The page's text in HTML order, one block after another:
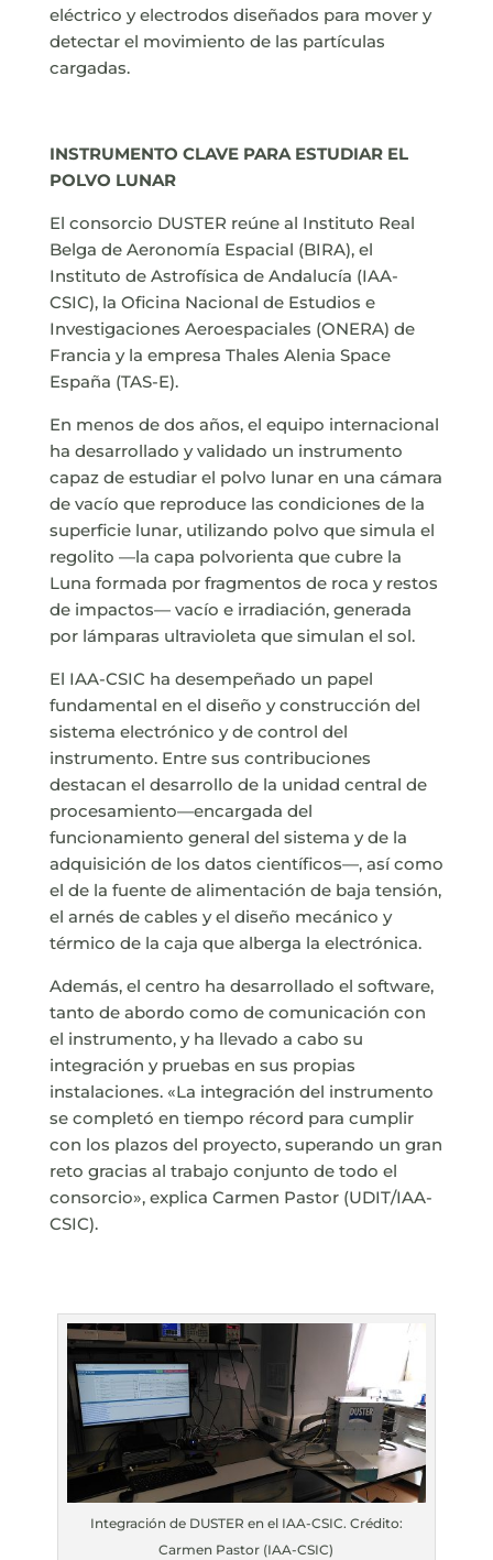
eléctrico y electrodos diseñados para mover y
detectar el movimiento de las partículas
cargadas.
INSTRUMENTO CLAVE PARA ESTUDIAR EL
POLVO LUNAR
El consorcio DUSTER reúne al Instituto Real
Belga de Aeronomía Espacial (BIRA), el
Instituto de Astrofísica de Andalucía (IAA-
CSIC), la Oficina Nacional de Estudios e
Investigaciones Aeroespaciales (ONERA) de
Francia y la empresa Thales Alenia Space
España (TAS-E).
En menos de dos años, el equipo internacional
ha desarrollado y validado un instrumento
capaz de estudiar el polvo lunar en una cámara
de vacío que reproduce las condiciones de la
superficie lunar, utilizando polvo que simula el
regolito —la capa polvorienta que cubre la
Luna formada por fragmentos de roca y restos
de impactos— vacío e irradiación, generada
por lámparas ultravioleta que simulan el sol.
El IAA-CSIC ha desempeñado un papel
fundamental en el diseño y construcción del
sistema electrónico y de control del
instrumento. Entre sus contribuciones
destacan el desarrollo de la unidad central de
procesamiento—encargada del
funcionamiento general del sistema y de la
adquisición de los datos científicos—, así como
el de la fuente de alimentación de baja tensión,
el arnés de cables y el diseño mecánico y
térmico de la caja que alberga la electrónica.
Además, el centro ha desarrollado el software,
tanto de abordo como de comunicación con
el instrumento, y ha llevado a cabo su
integración y pruebas en sus propias
instalaciones. «La integración del instrumento
se completó en tiempo récord para cumplir
con los plazos del proyecto, superando un gran
reto gracias al trabajo conjunto de todo el
consorcio», explica Carmen Pastor (UDIT/IAA-
CSIC).
Integración de DUSTER en el IAA-CSIC. Crédito:
Carmen Pastor (IAA-CSIC)